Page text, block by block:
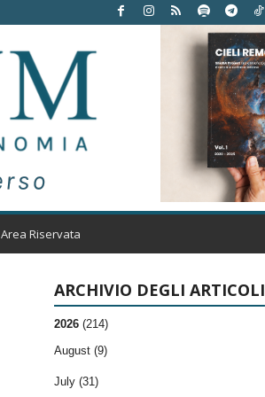
Area Riservata
ARCHIVIO DEGLI ARTICOLI
2026 (214)
August (9)
July (31)